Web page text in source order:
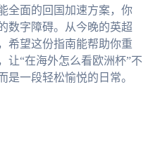
全面的回国加速方案，你
数字障碍。从今晚的英超
希望这份指南能帮助你重
让“在海外怎么看欧洲杯”不
是一段轻松愉悦的日常。